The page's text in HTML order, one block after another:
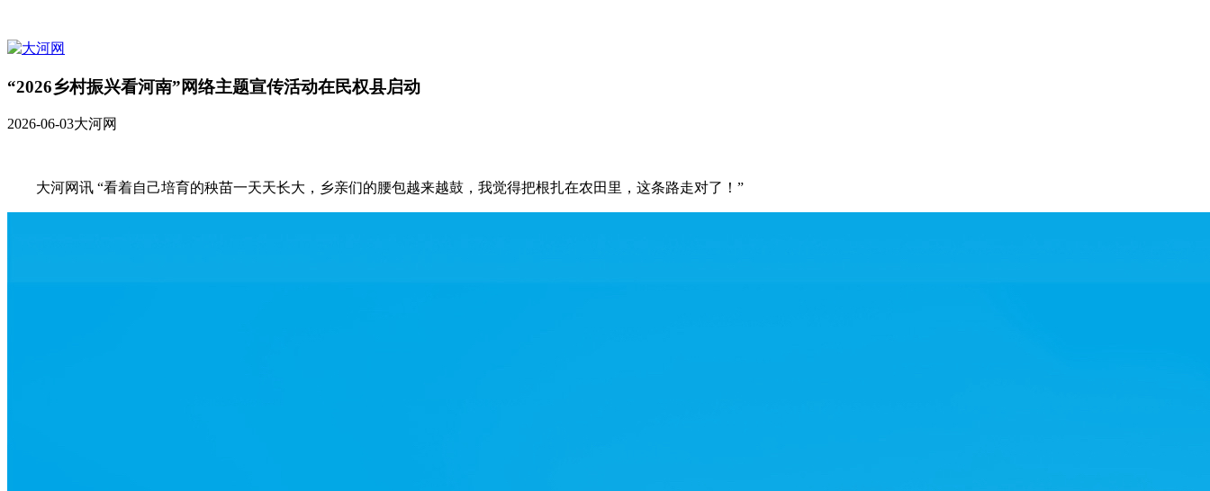
“2026乡村振兴看河南”网络主题宣传活动在民权县启动
2026-06-03大河网
大河网讯 “看着自己培育的秧苗一天天长大，乡亲们的腰包越来越鼓，我觉得把根扎在农田里，这条路走对了！”